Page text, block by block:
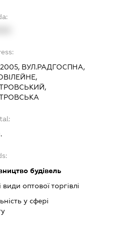
ВУЛ.РАДГОСПНА,
будівель
види оптової торгівлі
у сфері